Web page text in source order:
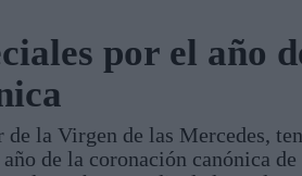
Andalucía
por el año
la Virgen de las Mercedes,
de la coronación canónica de